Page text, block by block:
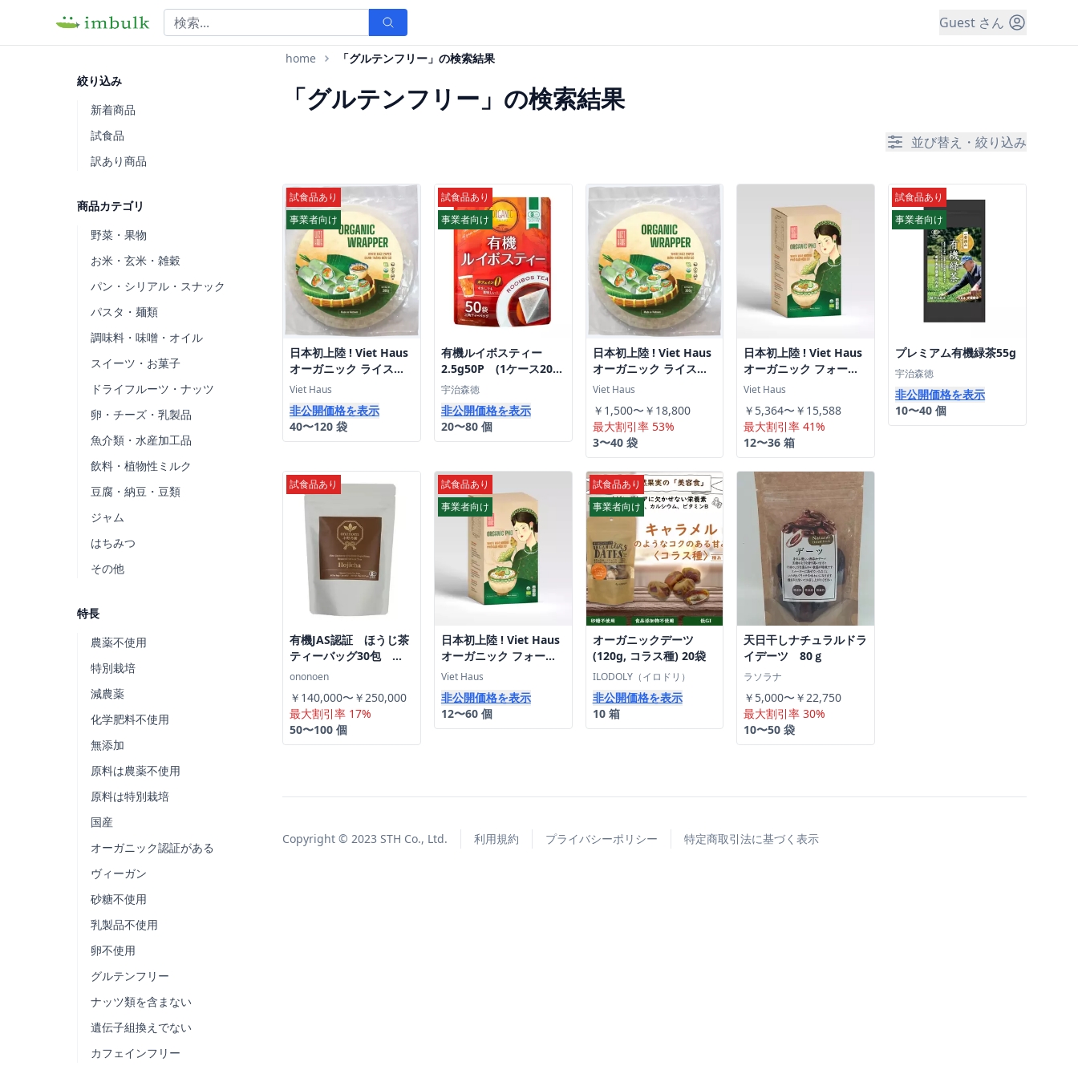
Guest さん
絞り込み
新着商品
試食品
訳あり商品
商品カテゴリ
野菜・果物
お米・玄米・雑穀
パン・シリアル・スナック
パスタ・麺類
調味料・味噌・オイル
スイーツ・お菓子
ドライフルーツ・ナッツ
卵・チーズ・乳製品
魚介類・水産加工品
飲料・植物性ミルク
豆腐・納豆・豆類
ジャム
はちみつ
その他
特長
農薬不使用
特別栽培
減農薬
化学肥料不使用
無添加
原料は農薬不使用
原料は特別栽培
国産
オーガニック認証がある
ヴィーガン
砂糖不使用
乳製品不使用
卵不使用
グルテンフリー
ナッツ類を含まない
遺伝子組換えでない
カフェインフリー
home 「グルテンフリー」の検索結果
「グルテンフリー」の検索結果
並び替え・絞り込み
試食品あり
事業者向け
日本初上陸 ! Viet Haus
オーガニック ライスペ
ーパー(200g) 法人向け
特別送料
Viet Haus
非公開価格を表示
40〜120 袋
試食品あり
事業者向け
有機ルイボスティー
2.5g50P (1ケース20
袋)
宇治森徳
非公開価格を表示
20〜80 個
日本初上陸 ! Viet Haus
オーガニック ライスペ
ーパー(200g)
Viet Haus
￥1,500〜￥18,800
最大割引率 53%
3〜40 袋
日本初上陸 ! Viet Haus
オーガニック フォー
(60g×3)
Viet Haus
￥5,364〜￥15,588
最大割引率 41%
12〜36 箱
試食品あり
事業者向け
プレミアム有機緑茶55g
宇治森徳
非公開価格を表示
10〜40 個
試食品あり
有機JAS認証 ほうじ茶
ティーバッグ30包
Organic JAS Certified
bags)
ononoen
￥140,000〜￥250,000
最大割引率 17%
50〜100 個
試食品あり
事業者向け
日本初上陸 ! Viet Haus
オーガニック フォー
(60g×3) 法人向け特別送
料
Viet Haus
非公開価格を表示
12〜60 個
試食品あり
事業者向け
オーガニックデーツ
(120g, コラス種) 20袋
ILODOLY（イロドリ）
非公開価格を表示
10 箱
天日干しナチュラルドラ
イデーツ 80ｇ
ラソラナ
￥5,000〜￥22,750
最大割引率 30%
10〜50 袋
Copyright © 2023 STH Co., Ltd. 利用規約 プライバシーポリシー 特定商取引法に基づく表示